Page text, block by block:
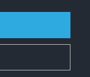
nur an Unternehmer,